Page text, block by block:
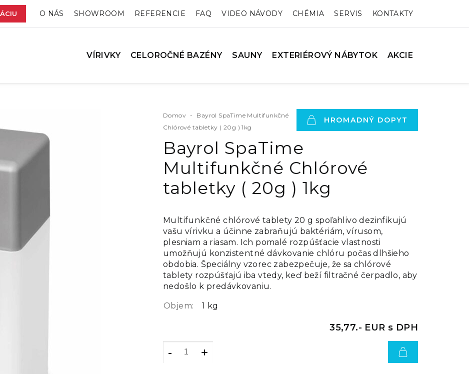
O NÁS SHOWROOM REFERENCIE FAQ VIDEO NÁVODY CHÉMIA SERVIS KONTAKTY
VÍRIVKY CELOROČNÉ BAZÉNY SAUNY EXTERIÉROVÝ NÁBYTOK AKCIE
HROMADNÝ DOPYT
Domov -
Bayrol SpaTime Multifunkčné
Chlórové tabletky ( 20g ) 1kg
Bayrol SpaTime
Multifunkčné Chlórové
tabletky ( 20g ) 1kg
Multifunkčné chlórové tablety 20 g spoľahlivo dezinfikujú
vašu vírivku a účinne zabraňujú baktériám, vírusom,
plesniam a riasam. Ich pomalé rozpúšťacie vlastnosti
umožňujú konzistentné dávkovanie chlóru počas dlhšieho
obdobia. Špeciálny vzorec zabezpečuje, že sa chlórové
tablety rozpúšťajú iba vtedy, keď beží filtračné čerpadlo, aby
nedošlo k predávkovaniu.
Objem: 1 kg
35,77.- EUR s DPH
- +